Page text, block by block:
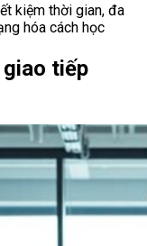
kiệm thời gian, đa
hóa cách học
tiếp